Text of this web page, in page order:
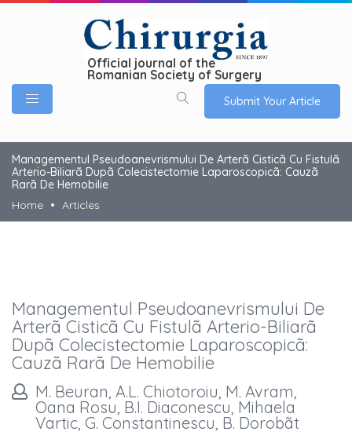
Official journal of the
Romanian Society of Surgery
Submit Your Article
Managementul Pseudoanevrismului De Arterã Cisticã Cu Fistulã
Arterio-Biliarã Dupã Colecistectomie Laparoscopicã: Cauzã
Rarã De Hemobilie
Home
Articles
Managementul Pseudoanevrismului De
Arterã Cisticã Cu Fistulã Arterio-Biliarã
Dupã Colecistectomie Laparoscopicã:
Cauzã Rarã De Hemobilie
M. Beuran, A.L. Chiotoroiu, M. Avram,
Oana Rosu, B.I. Diaconescu, Mihaela
Vartic, G. Constantinescu, B. Dorobãt